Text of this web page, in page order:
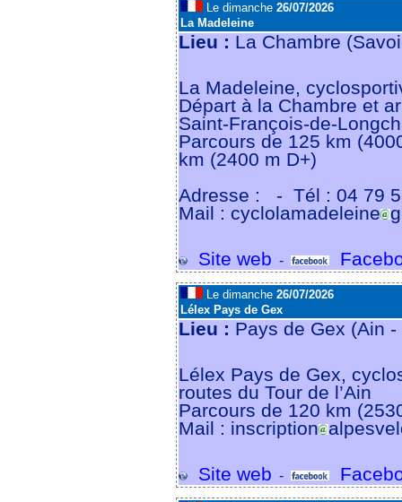
Le dimanche 26/07/2026
La Madeleine
Lieu : La Chambre
La Madeleine,
Départ à la Chambre et
Saint-François-de-
Parcours de 125 km
km (2400 m D+)
Adresse :
- Tél : 04 79
Mail : cyclolamadeleine
Site web -
Le dimanche 26/07/2026
Lélex Pays de Gex
Lieu : Pays de Gex (Ain
Lélex Pays de Gex,
routes du Tour de l’Ain
Parcours de 120 km
Mail : inscription
Site web -